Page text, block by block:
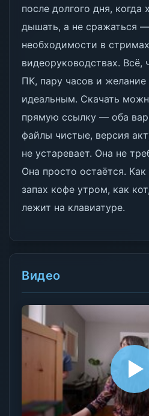
после долгого дня, когда
дышать, а не сражаться
необходимости в
видеоруководствах.
ПК, пару часов и желание
идеальным. Скачать
прямую ссылку — оба
файлы чистые, версия
не устаревает. Она не
Она просто остаётся.
запах кофе утром, как
лежит на клавиатуре.
Видео